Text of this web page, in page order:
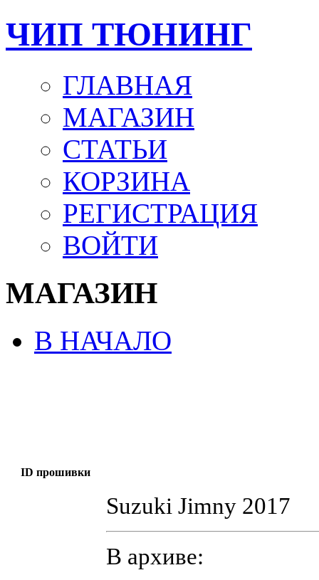
ЧИП ТЮНИНГ
ГЛАВНАЯ
МАГАЗИН
СТАТЬИ
КОРЗИНА
РЕГИСТРАЦИЯ
ВОЙТИ
МАГАЗИН
В НАЧАЛО
ID прошивки
Suzuki Jimny 2017
В архиве: